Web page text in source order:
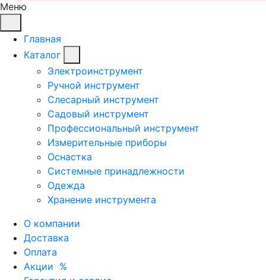
Меню
Главная
Каталог
Электроинструмент
Ручной инструмент
Слесарный инструмент
Садовый инструмент
Профессиональный инструмент
Измерительные приборы
Оснастка
Системные принадлежности
Одежда
Хранение инструмента
О компании
Доставка
Оплата
Акции %